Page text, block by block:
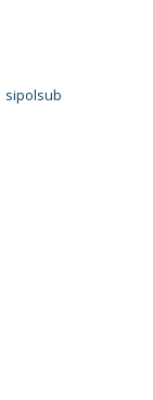
sipolsub